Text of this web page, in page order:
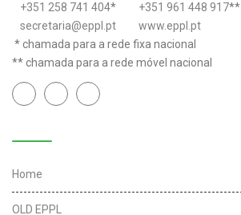
+351 258 741 404* +351 961 448 917**
secretaria@eppl.pt
www.eppl.pt
* chamada para a rede fixa nacional
** chamada para a rede móvel nacional
Home
OLD EPPL